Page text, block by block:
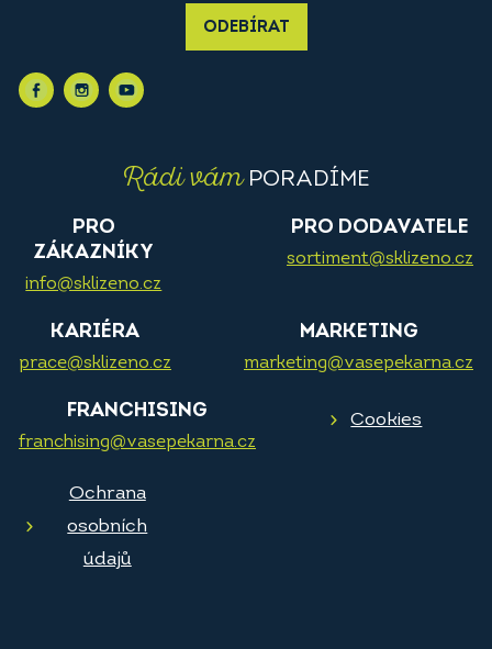
ODEBÍRAT
Rádi vámPORADÍME
PRO
ZÁKAZNÍKY
info@sklizeno.cz
PRO DODAVATELE
sortiment@sklizeno.cz
KARIÉRA
prace@sklizeno.cz
MARKETING
marketing@vasepekarna.cz
FRANCHISING
franchising@vasepekarna.cz
Cookies
Ochrana
osobních
údajů